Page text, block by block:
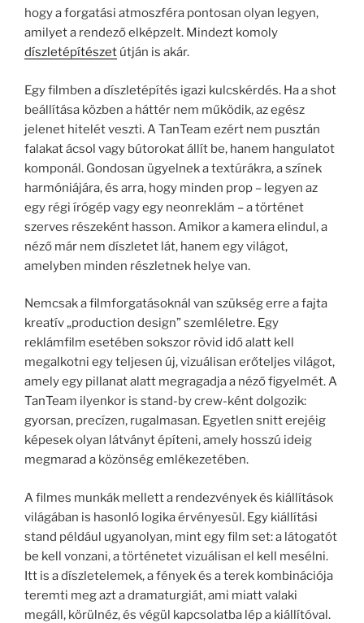
hogy a forgatási atmoszféra pontosan olyan legyen,
amilyet a rendező elképzelt. Mindezt komoly
díszletépítészet útján is akár.
Egy filmben a díszletépítés igazi kulcskérdés. Ha a shot
beállítása közben a háttér nem működik, az egész
jelenet hitelét veszti. A TanTeam ezért nem pusztán
falakat ácsol vagy bútorokat állít be, hanem hangulatot
komponál. Gondosan ügyelnek a textúrákra, a színek
harmóniájára, és arra, hogy minden prop – legyen az
egy régi írógép vagy egy neonreklám – a történet
szerves részeként hasson. Amikor a kamera elindul, a
néző már nem díszletet lát, hanem egy világot,
amelyben minden részletnek helye van.
Nemcsak a filmforgatásoknál van szükség erre a fajta
kreatív „production design” szemléletre. Egy
reklámfilm esetében sokszor rövid idő alatt kell
megalkotni egy teljesen új, vizuálisan erőteljes világot,
amely egy pillanat alatt megragadja a néző figyelmét. A
TanTeam ilyenkor is stand-by crew-ként dolgozik:
gyorsan, precízen, rugalmasan. Egyetlen snitt erejéig
képesek olyan látványt építeni, amely hosszú ideig
megmarad a közönség emlékezetében.
A filmes munkák mellett a rendezvények és kiállítások
világában is hasonló logika érvényesül. Egy kiállítási
stand például ugyanolyan, mint egy film set: a látogatót
be kell vonzani, a történetet vizuálisan el kell mesélni.
Itt is a díszletelemek, a fények és a terek kombinációja
teremti meg azt a dramaturgiát, ami miatt valaki
megáll, körülnéz, és végül kapcsolatba lép a kiállítóval.